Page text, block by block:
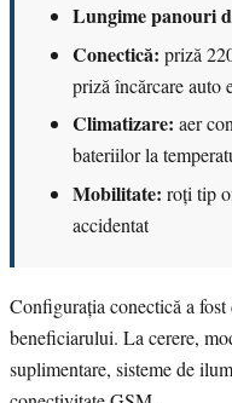
Lungime panouri
Conectică: priză
priză încărcare auto
Climatizare: aer
bateriilor la
Mobilitate: roți tip
accidentat
Configurația conectică a
beneficiarului. La cerere,
suplimentare, sisteme de